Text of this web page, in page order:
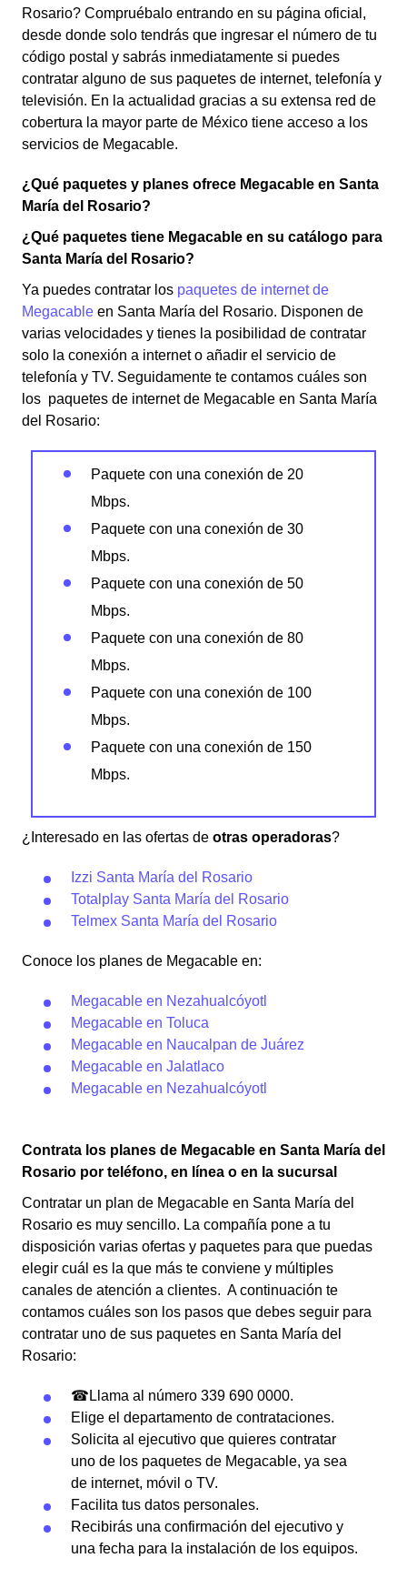
Rosario? Compruébalo entrando en su página oficial,
desde donde solo tendrás que ingresar el número de tu
código postal y sabrás inmediatamente si puedes
contratar alguno de sus paquetes de internet, telefonía y
televisión. En la actualidad gracias a su extensa red de
cobertura la mayor parte de México tiene acceso a los
servicios de Megacable.
¿Qué paquetes y planes ofrece Megacable en Santa
María del Rosario?
¿Qué paquetes tiene Megacable en su catálogo para
Santa María del Rosario?
Ya puedes contratar los paquetes de internet de
Megacable en Santa María del Rosario. Disponen de
varias velocidades y tienes la posibilidad de contratar
solo la conexión a internet o añadir el servicio de
telefonía y TV. Seguidamente te contamos cuáles son
los paquetes de internet de Megacable en Santa María
del Rosario:
Paquete con una conexión de 20
Mbps.
Paquete con una conexión de 30
Mbps.
Paquete con una conexión de 50
Mbps.
Paquete con una conexión de 80
Mbps.
Paquete con una conexión de 100
Mbps.
Paquete con una conexión de 150
Mbps.
¿Interesado en las ofertas de otras operadoras?
Izzi Santa María del Rosario
Totalplay Santa María del Rosario
Telmex Santa María del Rosario
Conoce los planes de Megacable en:
Megacable en Nezahualcóyotl
Megacable en Toluca
Megacable en Naucalpan de Juárez
Megacable en Jalatlaco
Megacable en Nezahualcóyotl
Contrata los planes de Megacable en Santa María del
Rosario por teléfono, en línea o en la sucursal
Contratar un plan de Megacable en Santa María del
Rosario es muy sencillo. La compañía pone a tu
disposición varias ofertas y paquetes para que puedas
elegir cuál es la que más te conviene y múltiples
canales de atención a clientes. A continuación te
contamos cuáles son los pasos que debes seguir para
contratar uno de sus paquetes en Santa María del
Rosario:
☎Llama al número 339 690 0000.
Elige el departamento de contrataciones.
Solicita al ejecutivo que quieres contratar
uno de los paquetes de Megacable, ya sea
de internet, móvil o TV.
Facilita tus datos personales.
Recibirás una confirmación del ejecutivo y
una fecha para la instalación de los equipos.